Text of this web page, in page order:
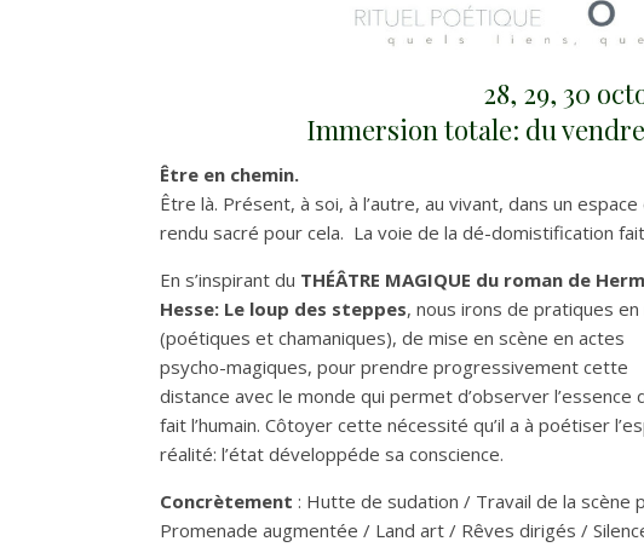
28, 29, 30
Immersion totale: du
Être en chemin.
Être là. Présent, à soi, à l’autre, au vivant, dans un
rendu sacré pour cela. La voie de la dé-domistification
En s’inspirant du THÉÂTRE MAGIQUE du roman de
Hesse: Le loup des steppes, nous irons de pratiques
(poétiques et chamaniques), de mise en scène en actes
psycho-magiques, pour prendre progressivement cette
distance avec le monde qui permet d’observer l’essence
fait l’humain. Côtoyer cette nécessité qu’il a à poétiser
réalité: l’état développéde sa conscience.
Concrètement : Hutte de sudation / Travail de la scène
Promenade augmentée / Land art / Rêves dirigés /